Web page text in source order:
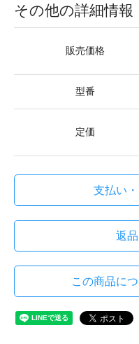
その他の詳細情報
販売価格
型番
定価
支払い
返
この商品に